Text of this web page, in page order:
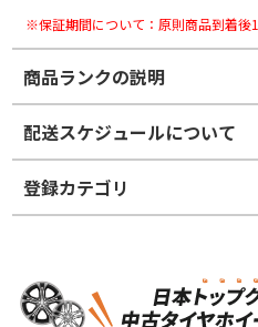
※保証期間について：原則商品到着後
商品ランクの説明
※商品ランクは出品者の主観に
かじめご了承
ホイールランク
配送スケジュールについて
登録カテゴリ
スタッドレスタイヤホイールセ